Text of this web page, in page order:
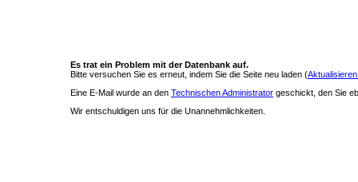
Es trat ein Problem mit der Datenbank auf.
Bitte versuchen Sie es erneut, indem Sie die Seite neu laden (
Eine E-Mail wurde an den Technischen Administrator geschickt, den Sie
Wir entschuldigen uns für die Unannehmlichkeiten.